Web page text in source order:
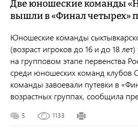
Две юношеские команды
вышли в «Финал четырех»
Юношеские команды
(возраст игроков до 16 и до 18
на групповом этапе первенства
среди юношеских команд клубов
команды завоевали путевки в
возрастных группах, сообщила
5 1133